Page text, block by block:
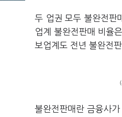
두 업권 모두 불완전판
업계 불완전판매 비
보업계도 전년 불완전
불완전판매란 금융사